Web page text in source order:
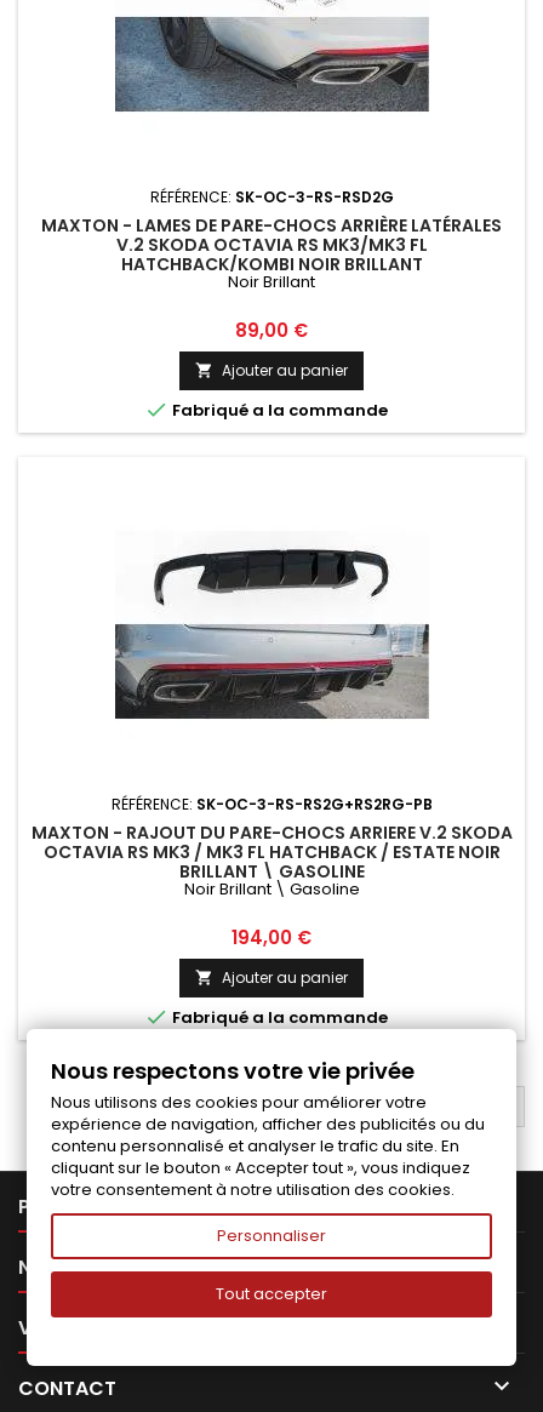
RÉFÉRENCE: SK-OC-3-RS-RSD2G
MAXTON - LAMES DE PARE-CHOCS ARRIÈRE LATÉRALES
V.2 SKODA OCTAVIA RS MK3/MK3 FL
HATCHBACK/KOMBI NOIR BRILLANT
Noir Brillant
Prix
89,00 €
 Ajouter au panier
 Fabriqué a la commande
RÉFÉRENCE: SK-OC-3-RS-RS2G+RS2RG-PB
MAXTON - RAJOUT DU PARE-CHOCS ARRIERE V.2 SKODA
OCTAVIA RS MK3 / MK3 FL HATCHBACK / ESTATE NOIR
BRILLANT \ GASOLINE
Noir Brillant \ Gasoline
Prix
194,00 €
 Ajouter au panier
Fabriqué a la commande
RETOUR EN HAUT
PRODUITS
NOTRE SOCIÉTÉ 
VOTRE COMPTE 
CONTACT 
Nous respectons votre vie privée
Nous utilisons des cookies pour améliorer votre
expérience de navigation, afficher des publicités ou du
contenu personnalisé et analyser le trafic du site. En
cliquant sur le bouton « Accepter tout », vous indiquez
votre consentement à notre utilisation des cookies.
Personnaliser
Tout accepter